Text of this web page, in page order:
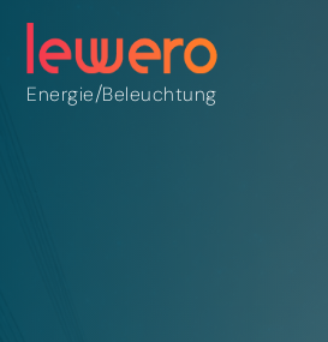
Energie/Beleuchtung